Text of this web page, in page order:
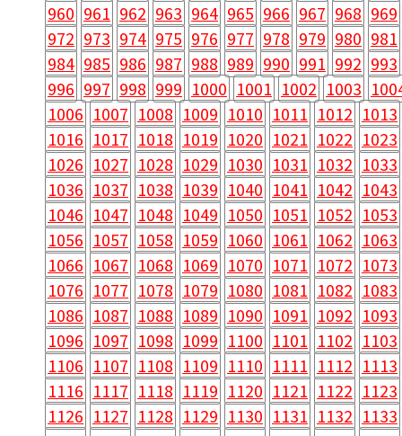
960 961 962 963 964 965 966 967 968 969
972 973 974 975 976 977 978 979 980 981
984 985 986 987 988 989 990 991 992 993
996 997 998 999 1000 1001 1002 1003
1006 1007 1008 1009 1010 1011 1012 1013
1016 1017 1018 1019 1020 1021 1022 1023
1026 1027 1028 1029 1030 1031 1032 1033
1036 1037 1038 1039 1040 1041 1042 1043
1046 1047 1048 1049 1050 1051 1052 1053
1056 1057 1058 1059 1060 1061 1062 1063
1066 1067 1068 1069 1070 1071 1072 1073
1076 1077 1078 1079 1080 1081 1082 1083
1086 1087 1088 1089 1090 1091 1092 1093
1096 1097 1098 1099 1100 1101 1102 1103
1106 1107 1108 1109 1110 1111 1112 1113
1116 1117 1118 1119 1120 1121 1122 1123
1126 1127 1128 1129 1130 1131 1132 1133